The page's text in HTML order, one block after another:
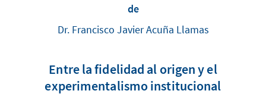
de
Dr. Francisco Javier Acuña Llamas
Entre la fidelidad al origen y el
experimentalismo institucional